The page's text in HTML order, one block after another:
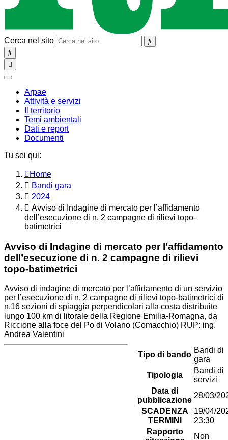
Cerca nel sito
SEARCH
Toggle
navigation
chiudi
Arpae
Attività e servizi
Il territorio
Temi ambientali
Dati e report
Documenti
Tu sei qui:
Home
Bandi gara
2024
Avviso di Indagine di mercato per l’affidamento
dell’esecuzione di n. 2 campagne di rilievi topo-
batimetrici
Avviso di Indagine di mercato per l’affidamento
dell’esecuzione di n. 2 campagne di rilievi
topo-batimetrici
Avviso di indagine di mercato per l’affidamento di un servizio
per l’esecuzione di n. 2 campagne di rilievi topo-batimetrici di
n.16 sezioni di spiaggia perpendicolari alla costa distribuite
lungo 100 km di litorale della Regione Emilia-Romagna, da
Riccione alla foce del Po di Volano (Comacchio) RUP: ing.
Andrea Valentini
Tipo di bando
Bandi di
gara
Tipologia
Bandi di
servizi
Data di
pubblicazione
28/03/
SCADENZA
TERMINI
19/04/
23:30
Rapporto
Non